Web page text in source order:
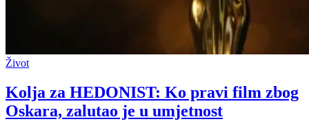
Život
Kolja za HEDONIST: Ko pravi film zbog
Oskara, zalutao je u umjetnost